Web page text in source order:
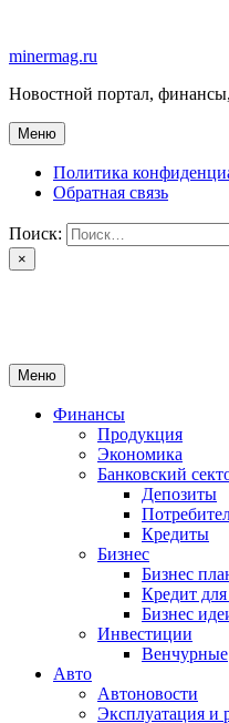
содержимому
minermag.ru
Новостной портал,
Меню
Политика
Обратная связь
Поиск:
×
Меню
Финансы
Продукция
Экономика
Банковский
Депозиты
Кредиты
Бизнес
Бизнес
Кредит для
Бизнес
Инвестиции
Венчурные
Авто
Автоновости
Эксплуатация и